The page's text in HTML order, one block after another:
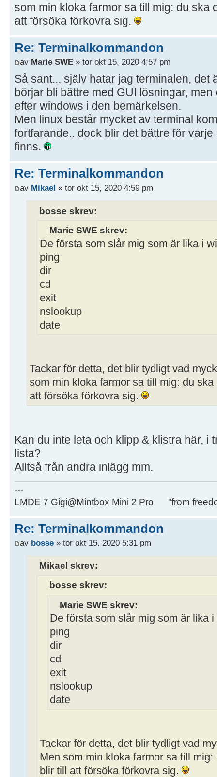
som min kloka farmor sa till mig: du ska
att försöka förkovra sig.
Re: Terminalkommandon
av Marie SWE » tor okt 15, 2020 4:57 pm
Så sant... själv hatar jag terminalen, det
börjar bli bättre med GUI lösningar,
efter windows i den bemärkelsen.
Men linux består mycket av terminal
fortfarande.. dock blir det bättre för
finns.
Re: Terminalkommandon
av Mikael » tor okt 15, 2020 4:59 pm
bosse skrev:
Marie SWE skrev:
De första som slår mig som är lika i
ping
dir
cd
exit
nslookup
date
Tackar för detta, det blir tydligt vad
som min kloka farmor sa till mig: du
att försöka förkovra sig.
Kan du inte leta och klipp & klistra här, i
lista?
Alltså från andra inlägg mm.
---
LMDE 7 Gigi@Mintbox Mini 2 Pro "from
Re: Terminalkommandon
av bosse » tor okt 15, 2020 5:31 pm
Mikael skrev:
bosse skrev:
Marie SWE skrev:
De första som slår mig som är lika
ping
dir
cd
exit
nslookup
date
Tackar för detta, det blir tydligt vad
Men som min kloka farmor sa till
blir till att försöka förkovra sig.